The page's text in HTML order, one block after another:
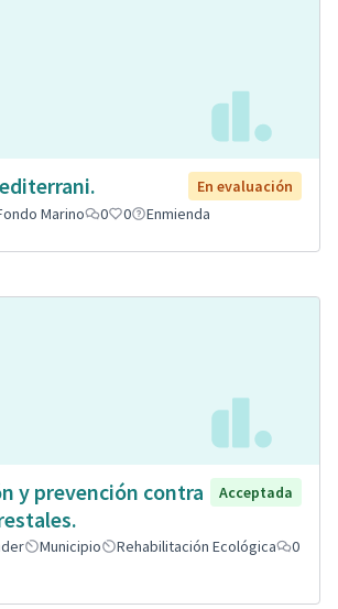
En evaluación
Marino 0 0 Enmienda
y prevención contra
Acceptada
Municipio Rehabilitación Ecológica
0